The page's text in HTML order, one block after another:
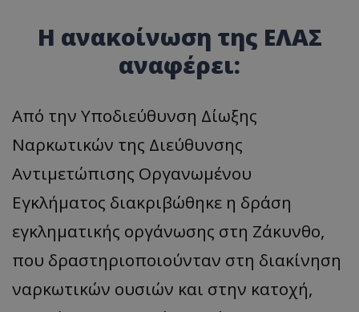
Η ανακοίνωση της ΕΛΑΣ
αναφέρει:
Από την Υποδιεύθυνση Δίωξης
Ναρκωτικών της Διεύθυνσης
Αντιμετώπισης Οργανωμένου
Εγκλήματος διακριβώθηκε η δράση
εγκληματικής οργάνωσης στη Ζάκυνθο,
που δραστηριοποιούνταν στη διακίνηση
ναρκωτικών ουσιών και στην κατοχή,